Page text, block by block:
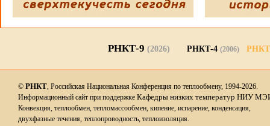
РНКТ-9 (2026) РНКТ-4 (2006)
© РНКТ, Российская Национальная Конференция по теплообмену, 1994-2026.
Информационный сайт при поддержке Кафедры низких температур НИУ
Конвекция, теплообмен, тепломассообмен, кипение, испарение, конденсация,
двухфазные течения, теплопроводность, теплоизоляция.